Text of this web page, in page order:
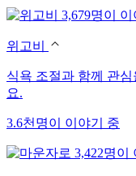
3,679명이
위고비
식욕 조절과 함께 관
요.
3.6천명이 이야기 중
3,422명이